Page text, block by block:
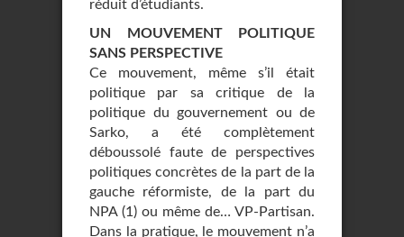
réduit d’étudiants.
UN MOUVEMENT POLITIQUE
SANS PERSPECTIVE
Ce mouvement, même s’il était
politique par sa critique de la
politique du gouvernement ou de
Sarko, a été complètement
déboussolé faute de perspectives
politiques concrètes de la part de la
gauche réformiste, de la part du
NPA (1) ou même de… VP-Partisan.
Dans la pratique, le mouvement n’a